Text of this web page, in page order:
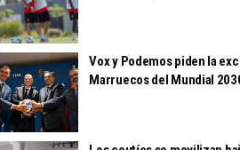
Vox y Podemos piden la
Marruecos del Mundial